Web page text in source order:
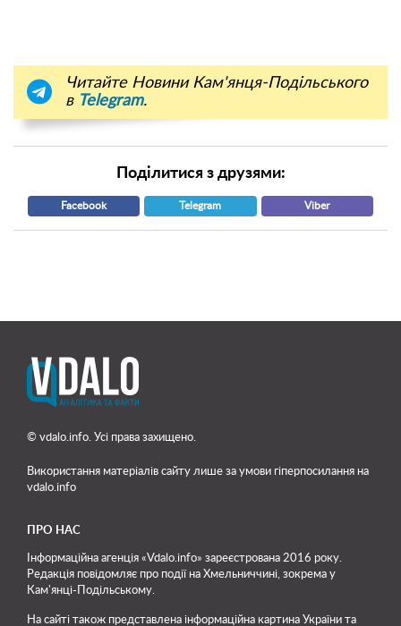
Читайте Новини Кам'янця-Подільського
в Telegram.
Поділитися з друзями:
Facebook Telegram Viber
© vdalo.info. Усі права захищено.
Використання матеріалів сайту лише за умови гіперпосилання на
vdalo.info
ПРО НАС
Інформаційна агенція «Vdalo.info» зареєстрована 2016 року.
Редакція повідомляє про події на Хмельниччині, зокрема у
Кам'янці-Подільському.
На сайті також представлена інформаційна картина України та